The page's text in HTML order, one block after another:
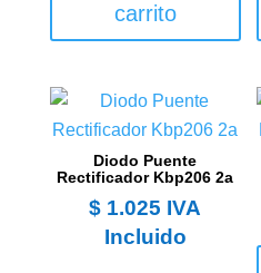
carrito
Diodo Puente
Rectificador Kbp206 2a
$ 1.025 IVA
Incluido